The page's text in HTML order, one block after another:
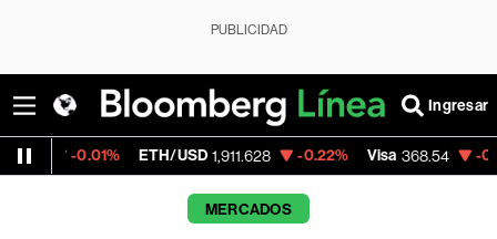
PUBLICIDAD
Ingresar
ETH/USD 1,911.628 -0.22% Visa 368.54 -0.28%
MERCADOS